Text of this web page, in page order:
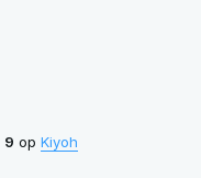
9 op Kiyoh